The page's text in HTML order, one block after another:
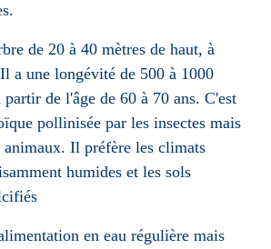
de 20 à 40 mètres de haut, à
a une longévité de 500 à 1000
de l'âge de 60 à 70 ans. C'est
pollinisée par les insectes mais
animaux. Il préfère les climats
humides et les sols
en eau régulière mais